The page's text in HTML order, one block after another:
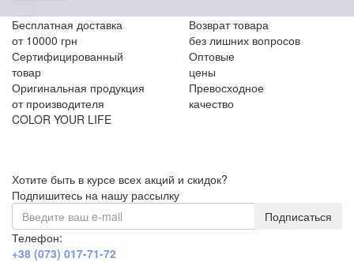
Бесплатная доставка
от 10000 грн
Возврат товара
без лишних вопросов
Сертифицированный
товар
Оптовые
цены
Оригинальная продукция
от производителя
Превосходное
качество
COLOR YOUR LIFE
Хотите быть в курсе всех акций и скидок?
Подпишитесь на нашу рассылку
Подписаться
Телефон:
+38 (073) 017-71-72